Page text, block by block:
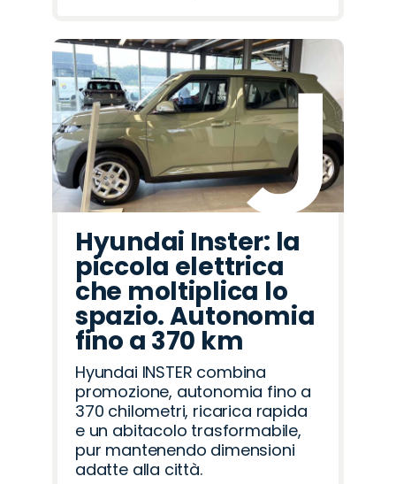
Hyundai Inster: la
piccola elettrica
che moltiplica lo
spazio. Autonomia
fino a 370 km
Hyundai INSTER combina
promozione, autonomia fino a
370 chilometri, ricarica rapida
e un abitacolo trasformabile,
pur mantenendo dimensioni
adatte alla città.